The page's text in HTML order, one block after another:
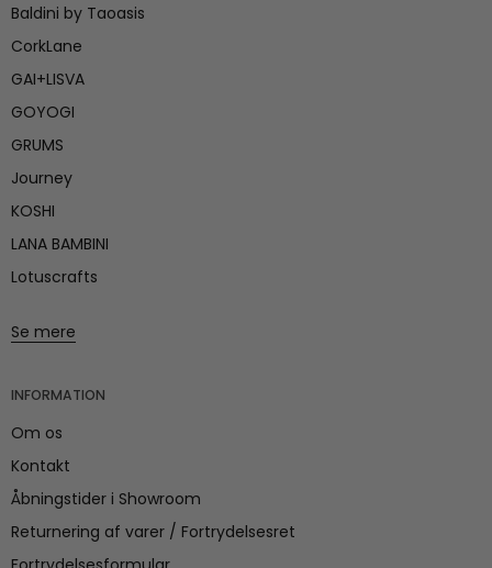
Baldini by Taoasis
CorkLane
GAI+LISVA
GOYOGI
GRUMS
Journey
KOSHI
LANA BAMBINI
Lotuscrafts
Se mere
INFORMATION
Om os
Kontakt
Åbningstider i Showroom
Returnering af varer / Fortrydelsesret